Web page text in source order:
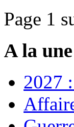
Page 1
A la une
2027